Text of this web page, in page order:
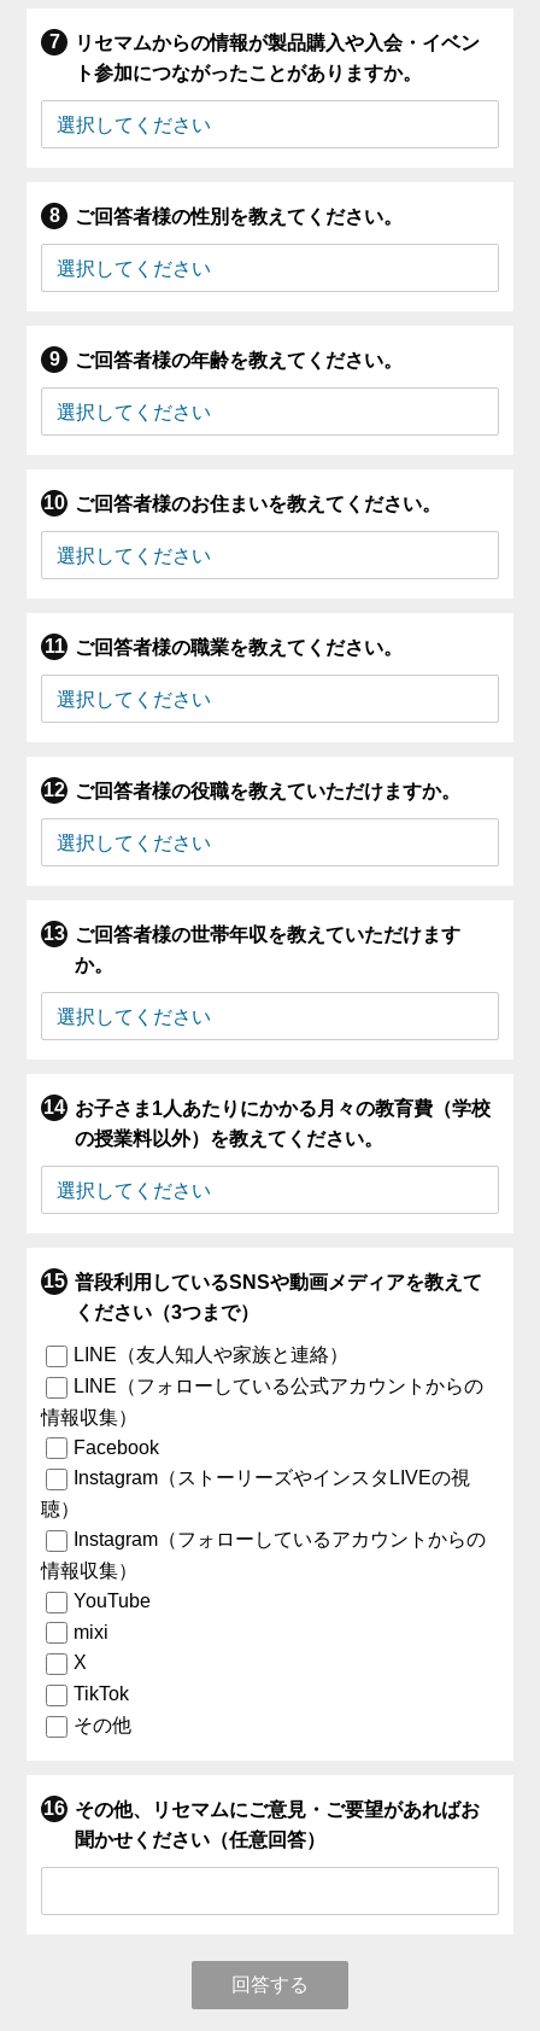
リセマムからの情報が製品購入や入会・イベン
ト参加につながったことがありますか。
ご回答者様の性別を教えてください。
ご回答者様の年齢を教えてください。
ご回答者様のお住まいを教えてください。
ご回答者様の職業を教えてください。
ご回答者様の役職を教えていただけますか。
ご回答者様の世帯年収を教えていただけます
か。
お子さま1人あたりにかかる月々の教育費（学校
の授業料以外）を教えてください。
普段利用しているSNSや動画メディアを教えて
ください（3つまで）
LINE（友人知人や家族と連絡）
LINE（フォローしている公式アカウントからの
情報収集）
Facebook
Instagram（ストーリーズやインスタLIVEの視
聴）
Instagram（フォローしているアカウントからの
情報収集）
YouTube
mixi
X
TikTok
その他
その他、リセマムにご意見・ご要望があればお
聞かせください（任意回答）
回答する